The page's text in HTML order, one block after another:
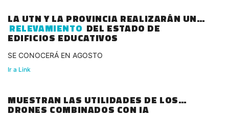
LA UTN Y LA PROVINCIA REALIZARÁN UN
RELEVAMIENTO DEL ESTADO DE
EDIFICIOS EDUCATIVOS
SE CONOCERÁ EN AGOSTO
Ir a Link
MUESTRAN LAS UTILIDADES DE LOS
DRONES COMBINADOS CON IA